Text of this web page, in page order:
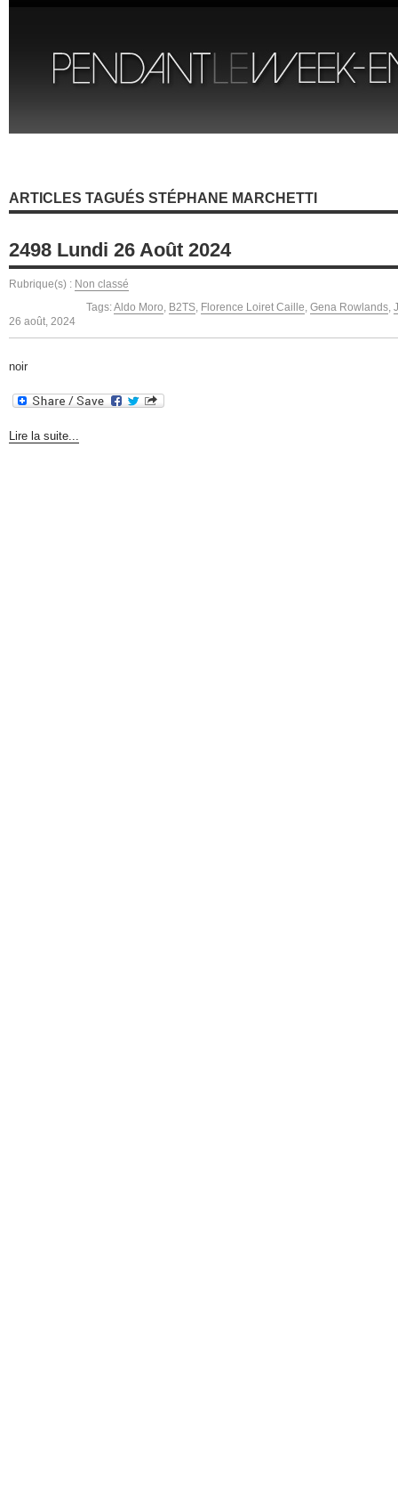
ARTICLES TAGUÉS STÉPHANE MARCHETTI
2498 Lundi 26 Août 2024
Rubrique(s) : Non classé
Tags:Aldo Moro, B2TS, Florence Loiret Caille, Gena Rowlands,
26 août, 2024
noir
Lire la suite...